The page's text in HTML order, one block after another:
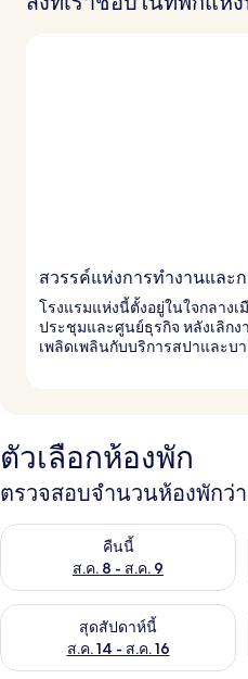
สวรรค์แห่งการทำงานและก
โรงแรมแห่งนี้ตั้งอยู่ในใจกลางเ
ประชุมและศูนย์ธุรกิจ หลังเลิก
เพลิดเพลินกับบริการสปาและบ
ตัวเลือกห้องพัก
ตรวจสอบจำนวนห้องพักว่
คืนนี้
ส.ค. 8 - ส.ค. 9
ตรวจสอบจำนวนห้องพักว่างในคื
สุดสัปดาห์นี้
ส.ค. 14 - ส.ค. 16
ตรวจสอบจำนวนห้องพักว่างในสุด